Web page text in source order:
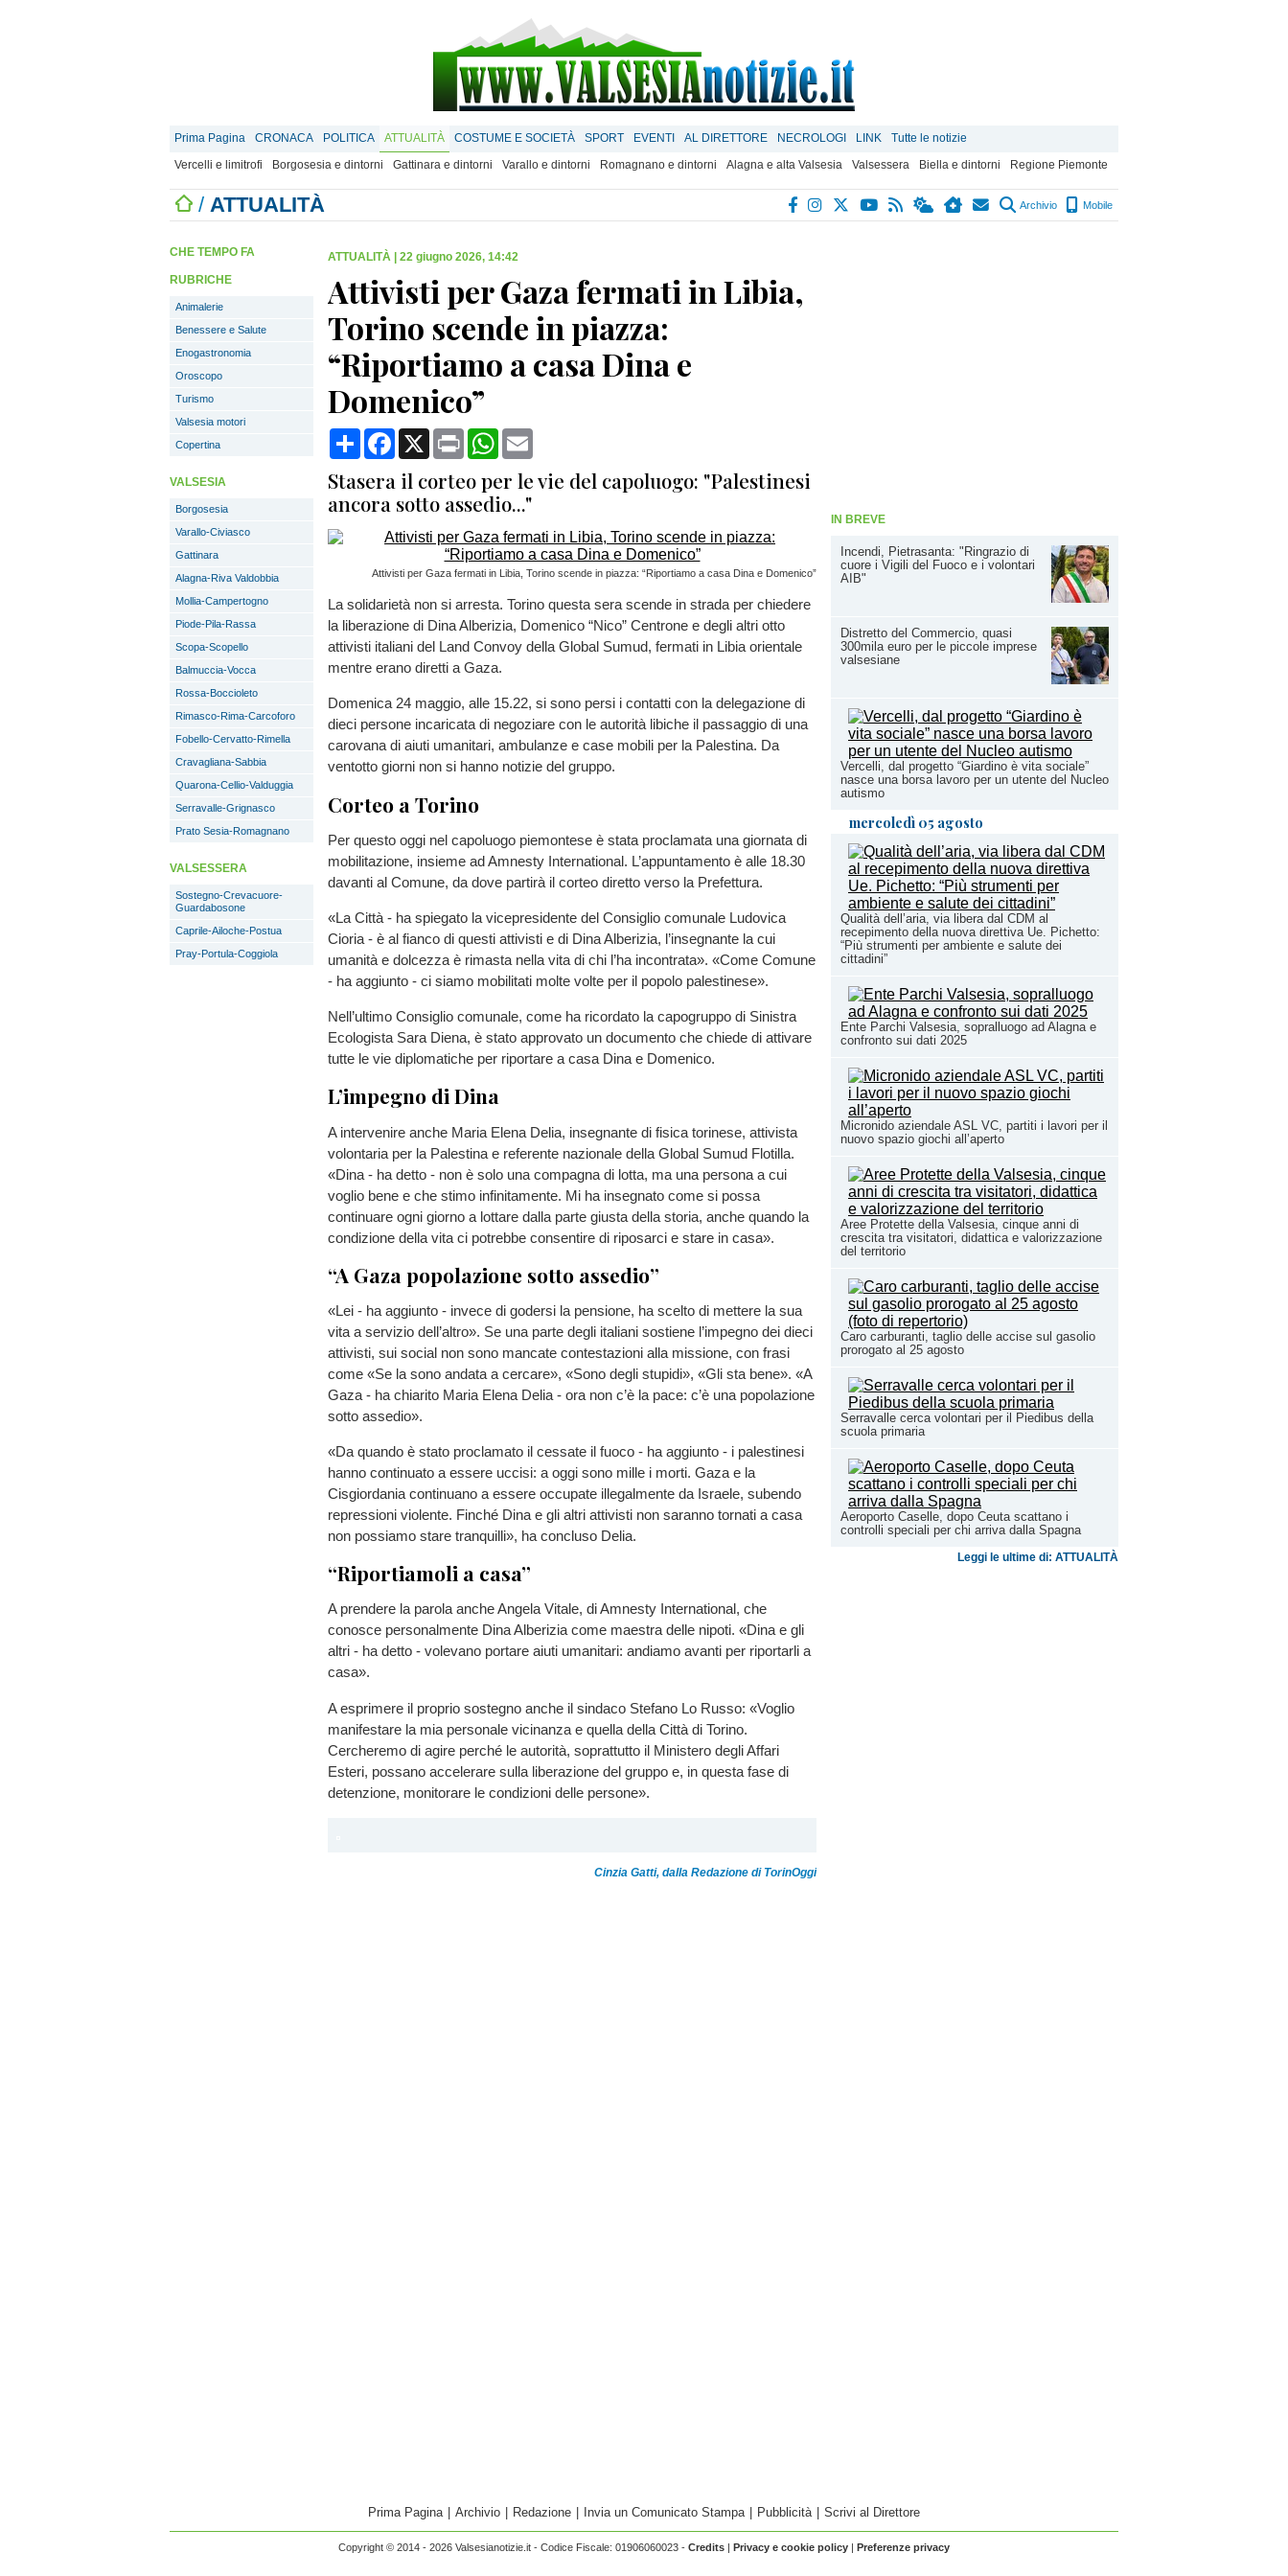
Prima Pagina CRONACA POLITICA ATTUALITÀ COSTUME E SOCIETÀ SPORT EVENTI AL DIRETTORE NECROLOGI LINK
Tutte le notizie
Vercelli e limitrofi
Borgosesia e dintorni Gattinara e dintorni Varallo e dintorni Romagnano e dintorni Alagna e alta Valsesia Valsessera Biella e dintorni Regione Piemonte
/ ATTUALITÀ Archivio Mobile
IN BREVE
Incendi, Pietrasanta: "Ringrazio di
cuore i Vigili del Fuoco e i volontari
AIB"
Distretto del Commercio, quasi
300mila euro per le piccole imprese
valsesiane
Vercelli, dal progetto “Giardino è vita sociale”
nasce una borsa lavoro per un utente del Nucleo
autismo
mercoledì 05 agosto
Qualità dell’aria, via libera dal CDM al
recepimento della nuova direttiva Ue. Pichetto:
“Più strumenti per ambiente e salute dei
cittadini”
Ente Parchi Valsesia, sopralluogo ad Alagna e
confronto sui dati 2025
Micronido aziendale ASL VC, partiti i lavori per il
nuovo spazio giochi all’aperto
Aree Protette della Valsesia, cinque anni di
crescita tra visitatori, didattica e valorizzazione
del territorio
Caro carburanti, taglio delle accise sul gasolio
prorogato al 25 agosto
Serravalle cerca volontari per il Piedibus della
scuola primaria
Aeroporto Caselle, dopo Ceuta scattano i
controlli speciali per chi arriva dalla Spagna
Leggi le ultime di: ATTUALITÀ
CHE TEMPO FA
RUBRICHE
Animalerie
Benessere e Salute
Enogastronomia
Oroscopo
Turismo
Valsesia motori
Copertina
VALSESIA
Borgosesia
Varallo-Civiasco
Gattinara
Alagna-Riva Valdobbia
Mollia-Campertogno
Piode-Pila-Rassa
Scopa-Scopello
Balmuccia-Vocca
Rossa-Boccioleto
Rimasco-Rima-Carcoforo
Fobello-Cervatto-Rimella
Cravagliana-Sabbia
Quarona-Cellio-Valduggia
Serravalle-Grignasco
Prato Sesia-Romagnano
VALSESSERA
Sostegno-Crevacuore-
Guardabosone
Caprile-Ailoche-Postua
Pray-Portula-Coggiola
ATTUALITÀ 22 giugno 2026, 14:42
Attivisti per Gaza fermati in Libia,
Torino scende in piazza:
“Riportiamo a casa Dina e
Domenico”
CondividiFacebook
X Print WhatsApp
Stasera il corteo per le vie del capoluogo: "Palestinesi
ancora sotto assedio..."
Attivisti per Gaza fermati in Libia, Torino scende in piazza: “Riportiamo a casa Dina e Domenico”
La solidarietà non si arresta. Torino questa sera scende in strada per chiedere
la liberazione di Dina Alberizia, Domenico “Nico” Centrone e degli altri otto
attivisti italiani del Land Convoy della Global Sumud, fermati in Libia orientale
mentre erano diretti a Gaza.
Domenica 24 maggio, alle 15.22, si sono persi i contatti con la delegazione di
dieci persone incaricata di negoziare con le autorità libiche il passaggio di una
carovana di aiuti umanitari, ambulanze e case mobili per la Palestina. Da
ventotto giorni non si hanno notizie del gruppo.
Corteo a Torino
Per questo oggi nel capoluogo piemontese è stata proclamata una giornata di
mobilitazione, insieme ad Amnesty International. L’appuntamento è alle 18.30
davanti al Comune, da dove partirà il corteo diretto verso la Prefettura.
«La Città - ha spiegato la vicepresidente del Consiglio comunale Ludovica
Cioria - è al fianco di questi attivisti e di Dina Alberizia, l’insegnante la cui
umanità e dolcezza è rimasta nella vita di chi l’ha incontrata». «Come Comune
- ha aggiunto - ci siamo mobilitati molte volte per il popolo palestinese».
Nell’ultimo Consiglio comunale, come ha ricordato la capogruppo di Sinistra
Ecologista Sara Diena, è stato approvato un documento che chiede di attivare
tutte le vie diplomatiche per riportare a casa Dina e Domenico.
L’impegno di Dina
A intervenire anche Maria Elena Delia, insegnante di fisica torinese, attivista
volontaria per la Palestina e referente nazionale della Global Sumud Flotilla.
«Dina - ha detto - non è solo una compagna di lotta, ma una persona a cui
voglio bene e che stimo infinitamente. Mi ha insegnato come si possa
continuare ogni giorno a lottare dalla parte giusta della storia, anche quando la
condizione della vita ci potrebbe consentire di riposarci e stare in casa».
“A Gaza popolazione sotto assedio”
«Lei - ha aggiunto - invece di godersi la pensione, ha scelto di mettere la sua
vita a servizio dell’altro». Se una parte degli italiani sostiene l’impegno dei dieci
attivisti, sui social non sono mancate contestazioni alla missione, con frasi
come «Se la sono andata a cercare», «Sono degli stupidi», «Gli sta bene». «A
Gaza - ha chiarito Maria Elena Delia - ora non c’è la pace: c’è una popolazione
sotto assedio».
«Da quando è stato proclamato il cessate il fuoco - ha aggiunto - i palestinesi
hanno continuato a essere uccisi: a oggi sono mille i morti. Gaza e la
Cisgiordania continuano a essere occupate illegalmente da Israele, subendo
repressioni violente. Finché Dina e gli altri attivisti non saranno tornati a casa
non possiamo stare tranquilli», ha concluso Delia.
“Riportiamoli a casa”
A prendere la parola anche Angela Vitale, di Amnesty International, che
conosce personalmente Dina Alberizia come maestra delle nipoti. «Dina e gli
altri - ha detto - volevano portare aiuti umanitari: andiamo avanti per riportarli a
casa».
A esprimere il proprio sostegno anche il sindaco Stefano Lo Russo: «Voglio
manifestare la mia personale vicinanza e quella della Città di Torino.
Cercheremo di agire perché le autorità, soprattutto il Ministero degli Affari
Esteri, possano accelerare sulla liberazione del gruppo e, in questa fase di
detenzione, monitorare le condizioni delle persone».
Cinzia Gatti, dalla Redazione di TorinOggi
Prima Pagina Archivio Redazione Invia un Comunicato Stampa Pubblicità Scrivi al Direttore
Copyright © 2014 - 2026 Valsesianotizie.it - Codice Fiscale: 01906060023 - Credits | Privacy e cookie policy | Preferenze privacy